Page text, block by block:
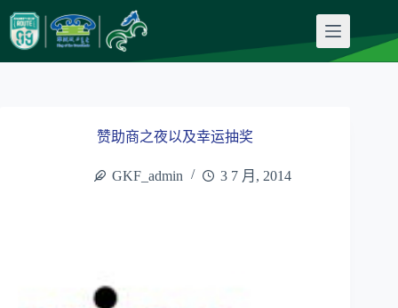
跳
至
赞助商之夜以及幸运抽奖
GKF_admin 3 7 月, 2014